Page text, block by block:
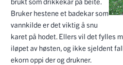
Bruker hestene et badekar som
vannkilde er det viktig å snu
karet på hodet. Ellers vil det fylles
iløpet av høsten, og ikke sjeldent
ekorn oppi der og drukner.